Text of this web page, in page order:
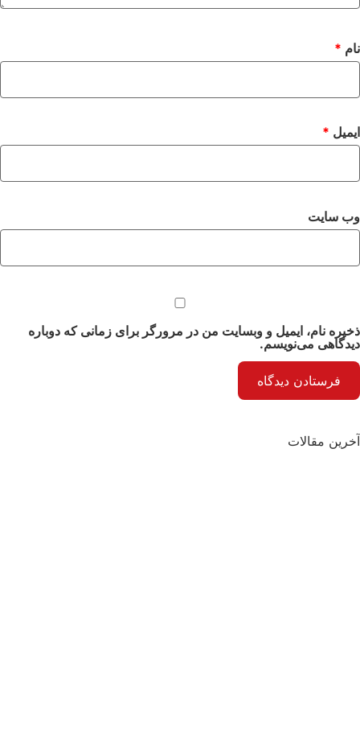
نام *
ایمیل *
وب‌ سایت
ذخیره نام، ایمیل و وبسایت من در مرورگر برای زمانی که دوباره
دیدگاهی می‌نویسم.
آخرین مقالات